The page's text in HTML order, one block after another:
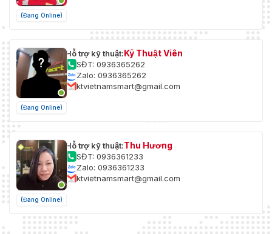
(Đang Online)
(Đang Online)
Hỗ trợ kỹ thuật:Kỹ Thuật Viên
SĐT: 0936365262
Zalo: 0936365262
ktvietnamsmart@gmail.com
(Đang Online)
Hỗ trợ kỹ thuật:Thu Hương
SĐT: 0936361233
Zalo: 0936361233
ktvietnamsmart@gmail.com